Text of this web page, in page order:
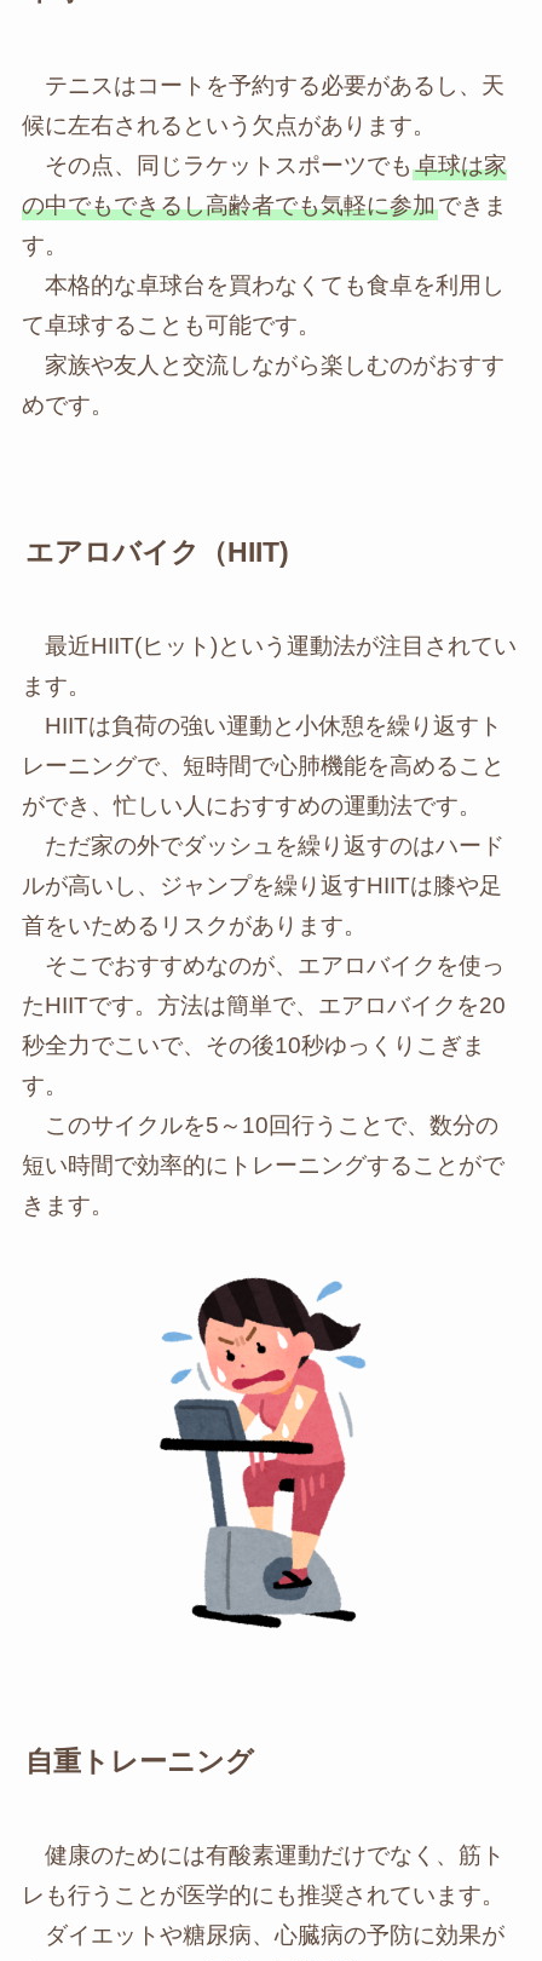
テニスはコートを予約する必要があるし、天
候に左右されるという欠点があります。
その点、同じラケットスポーツでも 卓球は家
の中でもできるし高齢者でも気軽に参加できま
す。
本格的な卓球台を買わなくても食卓を利用し
て卓球することも可能です。
家族や友人と交流しながら楽しむのがおすす
めです。
エアロバイク（HIIT)
最近HIIT(ヒット)という運動法が注目されてい
ます。
HIITは負荷の強い運動と小休憩を繰り返すト
レーニングで、短時間で心肺機能を高めること
ができ、忙しい人におすすめの運動法です。
ただ家の外でダッシュを繰り返すのはハード
ルが高いし、ジャンプを繰り返すHIITは膝や足
首をいためるリスクがあります。
そこでおすすめなのが、エアロバイクを使っ
たHIITです。方法は簡単で、エアロバイクを20
秒全力でこいで、その後10秒ゆっくりこぎま
す。
このサイクルを5～10回行うことで、数分の
短い時間で効率的にトレーニングすることがで
きます。
自重トレーニング
健康のためには有酸素運動だけでなく、筋ト
レも行うことが医学的にも推奨されています。
ダイエットや糖尿病、心臓病の予防に効果が